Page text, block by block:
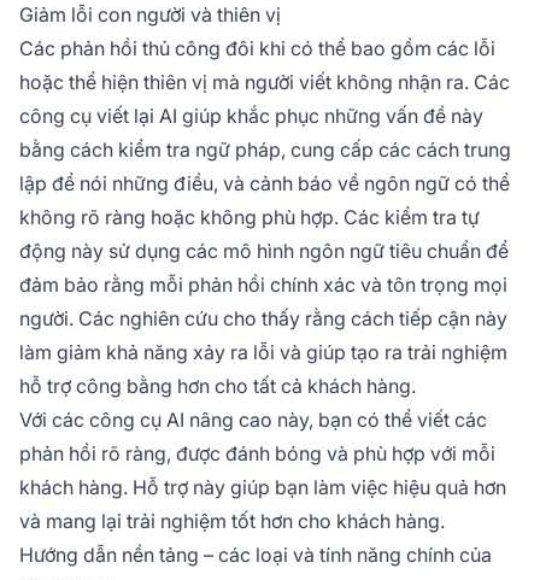
Giảm lỗi con người và thiên vị
Các phản hồi thủ công đôi khi có thể bao gồm các lỗi
hoặc thể hiện thiên vị mà người viết không nhận ra. Các
công cụ viết lại AI giúp khắc phục những vấn đề này
bằng cách kiểm tra ngữ pháp, cung cấp các cách trung
lập để nói những điều, và cảnh báo về ngôn ngữ có thể
không rõ ràng hoặc không phù hợp. Các kiểm tra tự
động này sử dụng các mô hình ngôn ngữ tiêu chuẩn để
đảm bảo rằng mỗi phản hồi chính xác và tôn trọng mọi
người. Các nghiên cứu cho thấy rằng cách tiếp cận này
làm giảm khả năng xảy ra lỗi và giúp tạo ra trải nghiệm
hỗ trợ công bằng hơn cho tất cả khách hàng.
Với các công cụ AI nâng cao này, bạn có thể viết các
phản hồi rõ ràng, được đánh bóng và phù hợp với mỗi
khách hàng. Hỗ trợ này giúp bạn làm việc hiệu quả hơn
và mang lại trải nghiệm tốt hơn cho khách hàng.
Hướng dẫn nền tảng – các loại và tính năng chính của